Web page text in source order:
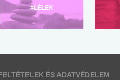
#LÉLEK
ÉS ADATVÉDELEM